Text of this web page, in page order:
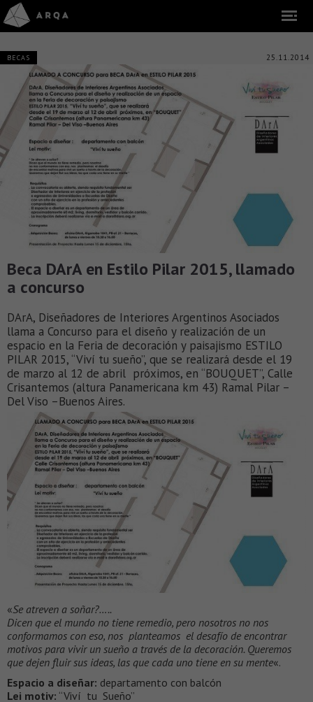
BECAS 25.11.2014
Beca DArA en Estilo Pilar 2015, llamado
a concurso
DArA, Diseñadores de Interiores Argentinos Asociados
llama a Concurso para el diseño y realización de un
espacio en la Feria de decoración y paisajismo ESTILO
PILAR 2015, “Viví tu sueño”, que se realizará desde el 19
de marzo al 12 de abril próximos, en “BOUQUET”, Calle
Crisantemos (altura Panamericana km 43) Ramal Pilar –
Del Viso –Buenos Aires.
«Se atreven a soñar?…..
Dicen que el mundo no tiene remedio, pero nosotros no nos
conformamos con eso, nos planteamos el desafío de encontrar
motivos para vivir un sueño a través de la decoración. Queremos
que dejen fluir sus ideas, las que cada uno tiene en su mente«.
Espacio a diseñar: departamento con balcón
Lei motiv: “Viví tu Sueño”